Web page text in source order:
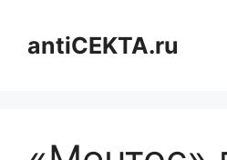
содержимому
antiCEKTA.ru